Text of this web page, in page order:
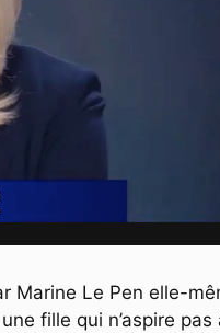
Marine Le Pen elle-
fille qui n’aspire pas